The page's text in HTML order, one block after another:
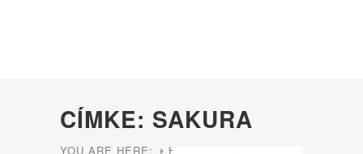
CÍMKE: SAKURA
YOU ARE HERE:
HOME